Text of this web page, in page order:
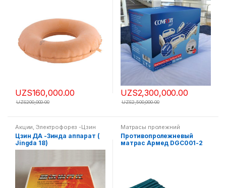
UZS160,000.00
UZS200,000.00
UZS2,300,000.00
UZS2,500,000.00
Акции ,Электрофорез -Цзин
Да
Цзин ДА -Зинда аппарат (
Jingda 18)
Матрасы пролежний
Противопролежневый
матрас Армед DGC001-2